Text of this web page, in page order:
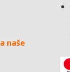
naše